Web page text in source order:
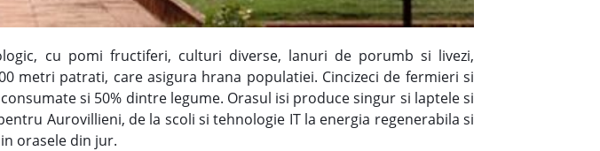
cu pomi fructiferi, culturi diverse, lanuri de porumb si livezi,
metri patrati, care asigura hrana populatiei. Cincizeci de fermieri si
si 50% dintre legume. Orasul isi produce singur si laptele si
Aurovillieni, de la scoli si tehnologie IT la energia regenerabila si
orasele din jur.